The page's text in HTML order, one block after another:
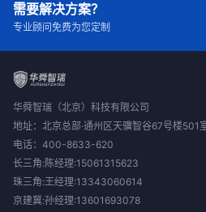
需要解决方案？
专业顾问免费为您定制
华舜智瑞（北京）科技有限公司
地址：北京总部·通州区天骥智谷67号楼501
电话： 400-8633-620
长三角:陈经理:15061315623
珠三角:王经理:13343060614
京建冀:孙经理:13601693078